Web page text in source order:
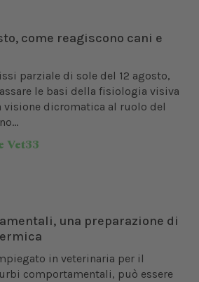
come reagiscono cani e
parziale di sole del 12 agosto,
le basi della fisiologia visiva
visione dicromatica al ruolo del
Vet33
una preparazione di
in veterinaria per il
comportamentali, può essere